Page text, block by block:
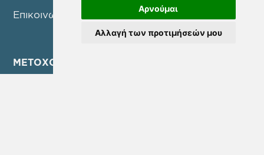
Αρνούμαι
Αλλαγή των προτιμήσεών μου
Επικοινωνία
ΜΕΤΟΧΟΙ